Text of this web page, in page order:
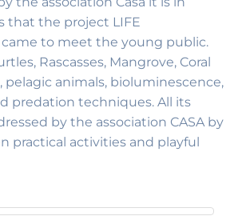
that the project LIFE
came to meet the young public.
Rascasses, Mangrove, Coral
pelagic animals, bioluminescence,
predation techniques. All its
by the association CASA by
practical activities and playful